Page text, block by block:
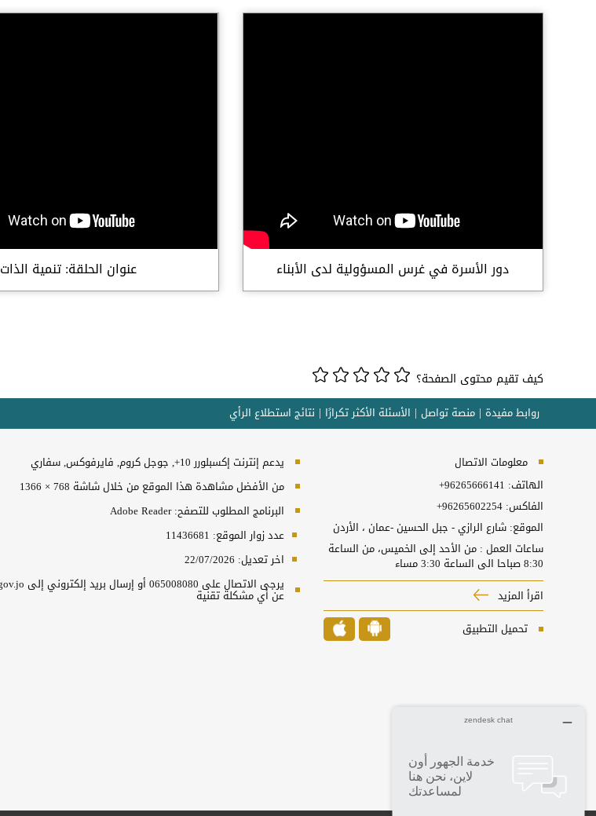
دور الأسرة في غرس المسؤولية لدى الأبناء عنوان الحلقة: تنمية الذات
كيف تقيم محتوى الصفحة؟
روابط مفيدة منصة تواصل الأسئلة الأكثر تكرارًا نتائج استطلاع الرأي
معلومات الاتصال
الهاتف: +96265666141
الفاكس: +96265602254
الموقع: شارع الرازي - جبل الحسين -عمان ، الأردن
ساعات العمل : من الأحد إلى الخميس، من الساعة
8:30 صباحا الى الساعة 3:30 مساء
اقرأ المزيد
تحميل التطبيق
يدعم إنترنت إكسبلورر 10+, جوجل كروم, فايرفوكس, سفاري
من الأفضل مشاهدة هذا الموقع من خلال شاشة 768 × 1366
البرنامج المطلوب للتصفح: Adobe Reader
عدد زوار الموقع: 11436681
اخر تعديل: 22/07/2026
عن أي مشكلة تقنية